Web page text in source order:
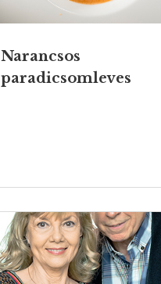
megtalálni.
Narancsos
paradicsomleves